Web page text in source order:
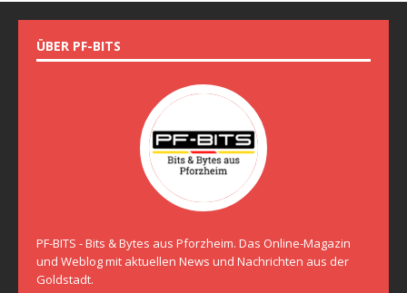
ÜBER PF-BITS
PF-BITS - Bits & Bytes aus Pforzheim. Das Online-Magazin
und Weblog mit aktuellen News und Nachrichten aus der
Goldstadt.